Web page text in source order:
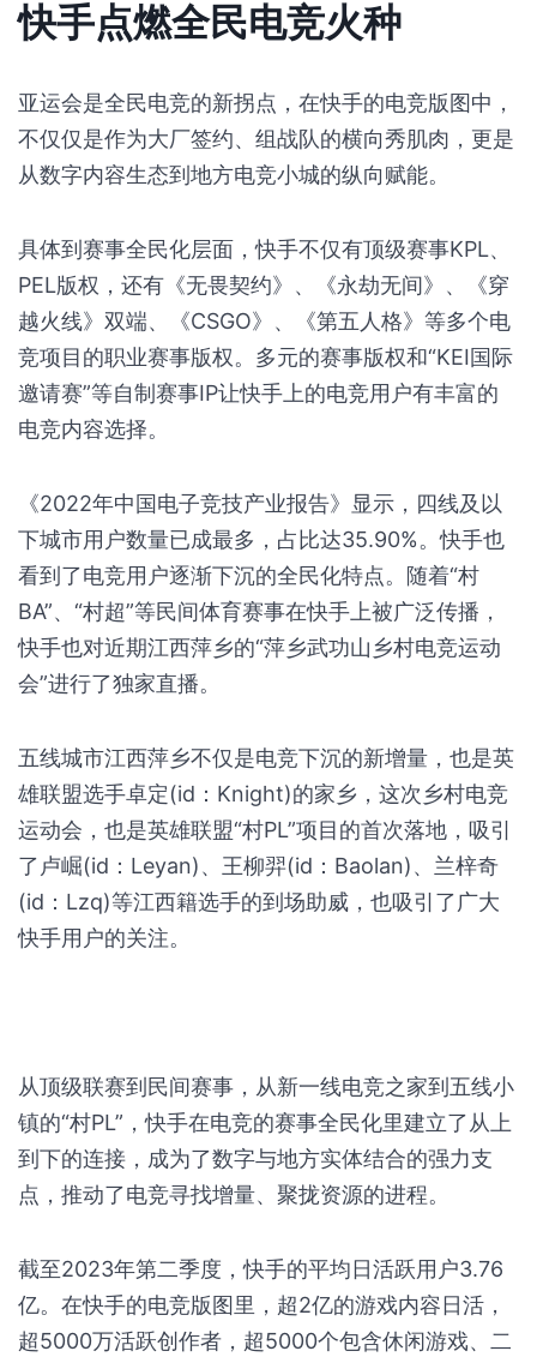
快手点燃全民电竞火种
亚运会是全民电竞的新拐点，在快手的电竞版图中，
不仅仅是作为大厂签约、组战队的横向秀肌肉，更是
从数字内容生态到地方电竞小城的纵向赋能。
具体到赛事全民化层面，快手不仅有顶级赛事KPL、
PEL版权，还有《无畏契约》、《永劫无间》、《穿
越火线》双端、《CSGO》、《第五人格》等多个电
竞项目的职业赛事版权。多元的赛事版权和“KEI国际
邀请赛”等自制赛事IP让快手上的电竞用户有丰富的
电竞内容选择。
《2022年中国电子竞技产业报告》显示，四线及以
下城市用户数量已成最多，占比达35.90%。快手也
看到了电竞用户逐渐下沉的全民化特点。随着“村
BA”、“村超”等民间体育赛事在快手上被广泛传播，
快手也对近期江西萍乡的“萍乡武功山乡村电竞运动
会”进行了独家直播。
五线城市江西萍乡不仅是电竞下沉的新增量，也是英
雄联盟选手卓定(id：Knight)的家乡，这次乡村电竞
运动会，也是英雄联盟“村PL”项目的首次落地，吸引
了卢崛(id：Leyan)、王柳羿(id：Baolan)、兰梓奇
(id：Lzq)等江西籍选手的到场助威，也吸引了广大
快手用户的关注。
从顶级联赛到民间赛事，从新一线电竞之家到五线小
镇的“村PL”，快手在电竞的赛事全民化里建立了从上
到下的连接，成为了数字与地方实体结合的强力支
点，推动了电竞寻找增量、聚拢资源的进程。
截至2023年第二季度，快手的平均日活跃用户3.76
亿。在快手的电竞版图里，超2亿的游戏内容日活，
超5000万活跃创作者，超5000个包含休闲游戏、二